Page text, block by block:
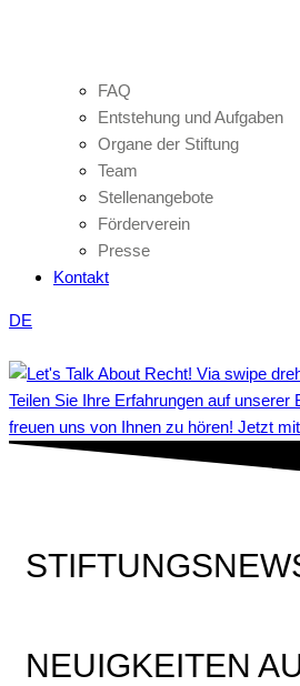
FAQ
Entstehung und Aufgaben
Organe der Stiftung
Team
Stellenangebote
Förderverein
Presse
Kontakt
DE
Teilen Sie Ihre Erfahrungen auf unserer
freuen uns von Ihnen zu hören! Jetzt
NEUIGKEITEN